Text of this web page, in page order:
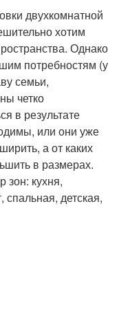
двухкомнатной
хотим
Однако
потребностям (у
семьи,
четко
в результате
или они уже
а от каких
в размерах.
зон: кухня,
спальная, детская,